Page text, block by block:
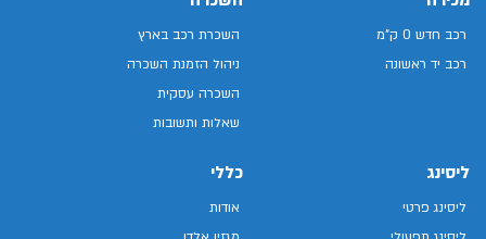
רכב חדש 0 ק"מ
רכב יד ראשונה
השכרת רכב בארץ
ניהול הזמנת השכרה
השכרה עסקית
שאלות ותשובות
ליסינג
ליסינג פרטי
כללי
אודות